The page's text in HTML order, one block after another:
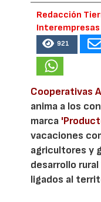
Redacción
Interempresas
921
Cooperativas
anima a los
marca
vacaciones
agricultores y
desarrollo
ligados al